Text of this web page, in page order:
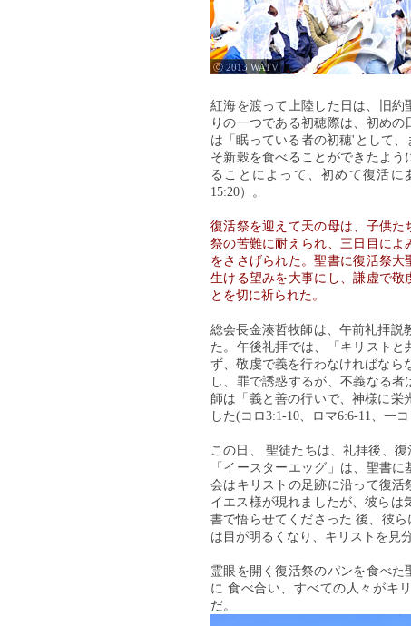
ⓒ 2013 WATV
紅海を渡って上陸した日は、旧約
りの一つである初穂際は、初め
は「眠っている者の初穂'として
そ新穀を食べることができたよ
ることによって、初めて復活に
15:20）。
復活祭を迎えて天の母は、子供
祭の苦難に耐えられ、三日目によ
をささげられた。聖書に復活祭
生ける望みを大事にし、謙虚で敬
とを切に祈られた。
総会長金湊哲牧師は、午前礼拝説
た。午後礼拝では、「キリスト
ず、敬虔で義を行わなければなら
し、罪で誘惑するが、不義なる
師は「義と善の行いで、神様に栄
した(コロ3:1-10、ロマ6:6-11、一
この日、 聖徒たちは、礼拝後、
「イースターエッグ」は、聖書
会はキリストの足跡に沿って復
イエス様が現れましたが、彼らは
書で悟らせてくださった 後、彼
は目が明るくなり、キリストを見
霊眼を開く復活祭のパンを食べ
に 食べ合い、すべての人々がキ
だ。